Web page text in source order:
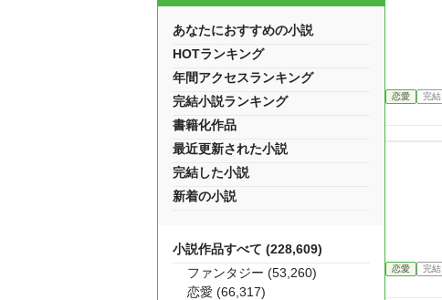
恋愛 完結
恋愛 完結
あなたにおすすめの小説
HOTランキング
年間アクセスランキング
完結小説ランキング
書籍化作品
最近更新された小説
完結した小説
新着の小説
小説作品すべて (228,609)
ファンタジー (53,260)
恋愛 (66,317)